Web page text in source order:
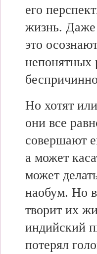
его
жизнь. Даже
это
непонятных
Но хотят
они все
совершают
а может
может
наобум. Но
творит их
индийский
потерял